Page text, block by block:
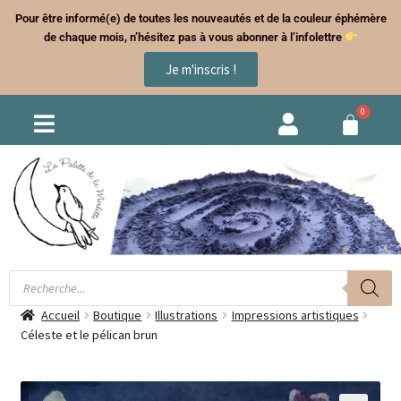
Pour être informé(e) de toutes les nouveautés et de la couleur éphémère
de chaque mois, n’hésitez pas à vous abonner à l’infolettre
Je m'inscris !
Accueil Boutique Illustrations
Impressions artistiques
Céleste et le pélican brun